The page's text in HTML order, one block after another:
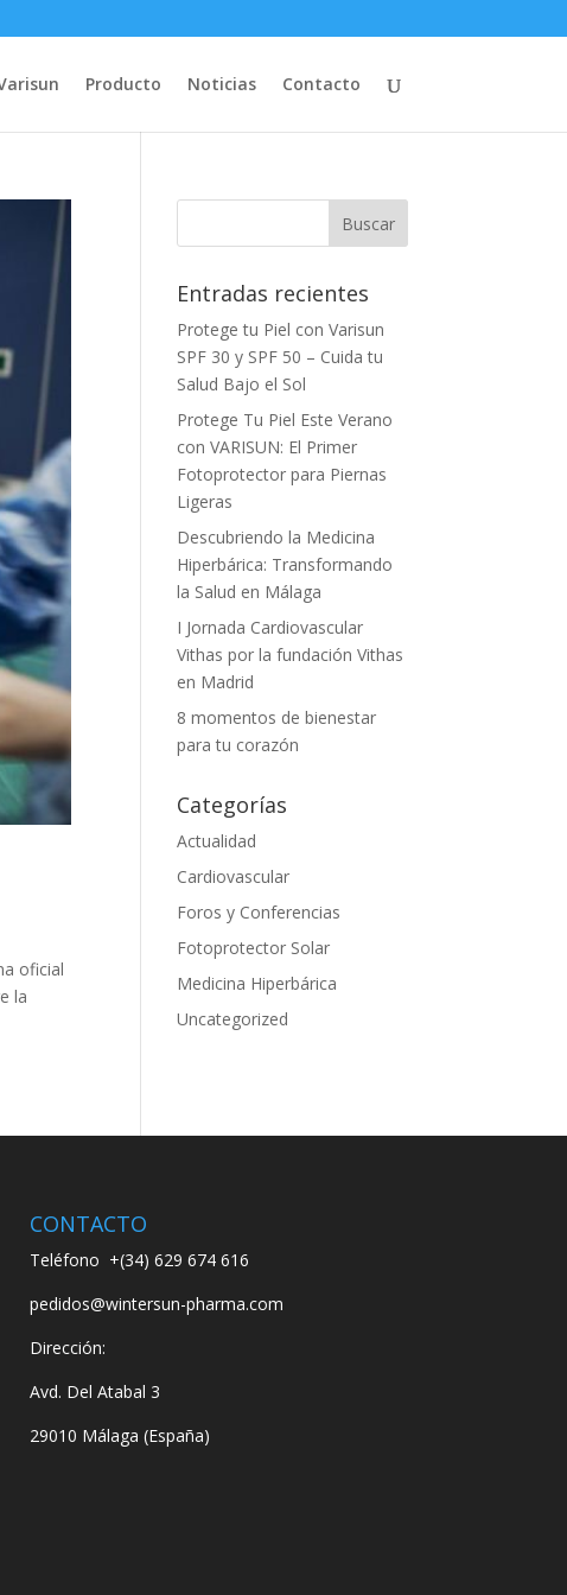
Producto Noticias Contacto
oficial
la
Entradas recientes
Protege tu Piel con Varisun
SPF 30 y SPF 50 – Cuida tu
Salud Bajo el Sol
Protege Tu Piel Este Verano
con VARISUN: El Primer
Fotoprotector para Piernas
Ligeras
Descubriendo la Medicina
Hiperbárica: Transformando
la Salud en Málaga
I Jornada Cardiovascular
Vithas por la fundación Vithas
en Madrid
8 momentos de bienestar
para tu corazón
Categorías
Actualidad
Cardiovascular
Foros y Conferencias
Fotoprotector Solar
Medicina Hiperbárica
Uncategorized
CONTACTO
Teléfono +(34) 629 674 616
pedidos@wintersun-pharma.com
Dirección:
Avd. Del Atabal 3
29010 Málaga (España)